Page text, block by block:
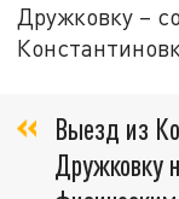
Дружковку –
Выезд из
Дружковку